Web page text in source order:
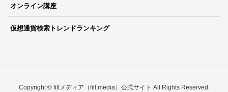
オンライン講座
仮想通貨検索トレンドランキング
Copyright © fillメディア（fill.media）公式サイト All Rights Reserved.